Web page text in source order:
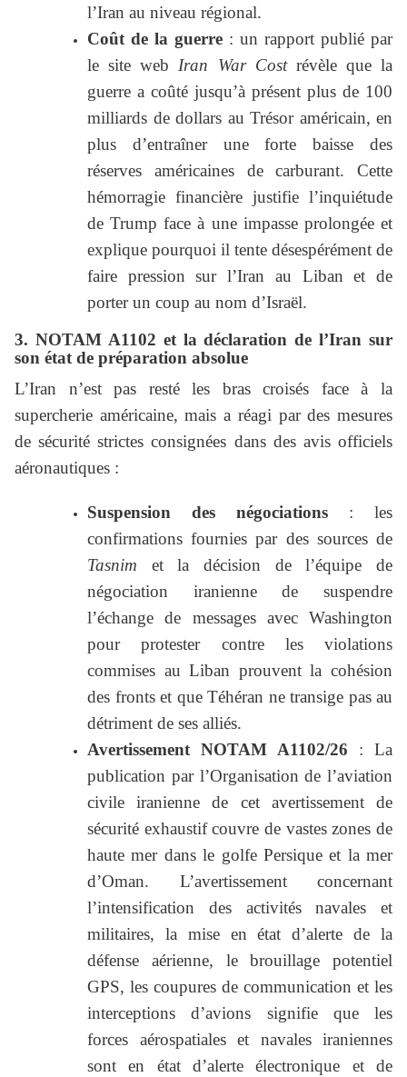
l’Iran au niveau régional.
Coût de la guerre : un rapport publié par
le site web Iran War Costrévèle que la
guerre a coûté jusqu’à présent plus de 100
milliards de dollars au Trésor américain, en
plus d’entraîner une forte baisse des
réserves américaines de carburant. Cette
hémorragie financière justifie l’inquiétude
de Trump face à une impasse prolongée et
explique pourquoi il tente désespérément de
faire pression sur l’Iran au Liban et de
porter un coup au nom d’Israël.
3. NOTAM A1102 et la déclaration de l’Iran sur
son état de préparation absolue
L’Iran n’est pas resté les bras croisés face à la
supercherie américaine, mais a réagi par des mesures
de sécurité strictes consignées dans des avis officiels
aéronautiques :
Suspension des négociations : les
confirmations fournies par des sources de
Tasnim et la décision de l’équipe de
négociation iranienne de suspendre
l’échange de messages avec Washington
pour protester contre les violations
commises au Liban prouvent la cohésion
des fronts et que Téhéran ne transige pas au
détriment de ses alliés.
Avertissement NOTAM A1102/26 : La
publication par l’Organisation de l’aviation
civile iranienne de cet avertissement de
sécurité exhaustif couvre de vastes zones de
haute mer dans le golfe Persique et la mer
d’Oman. L’avertissement concernant
l’intensification des activités navales et
militaires, la mise en état d’alerte de la
défense aérienne, le brouillage potentiel
GPS, les coupures de communication et les
interceptions d’avions signifie que les
forces aérospatiales et navales iraniennes
sont en état d’alerte électronique et de